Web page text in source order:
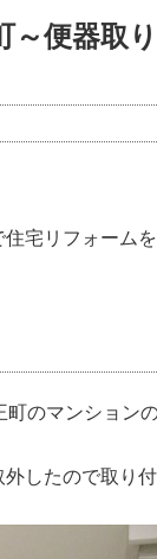
～便器取
宅リフォーム
町のマンション
したので取り